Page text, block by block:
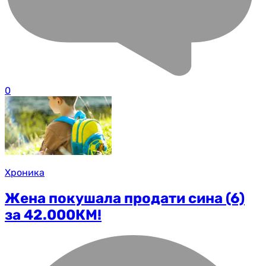
0
Хроника
Жена покушала продати сина (6)
за 42.000КМ!